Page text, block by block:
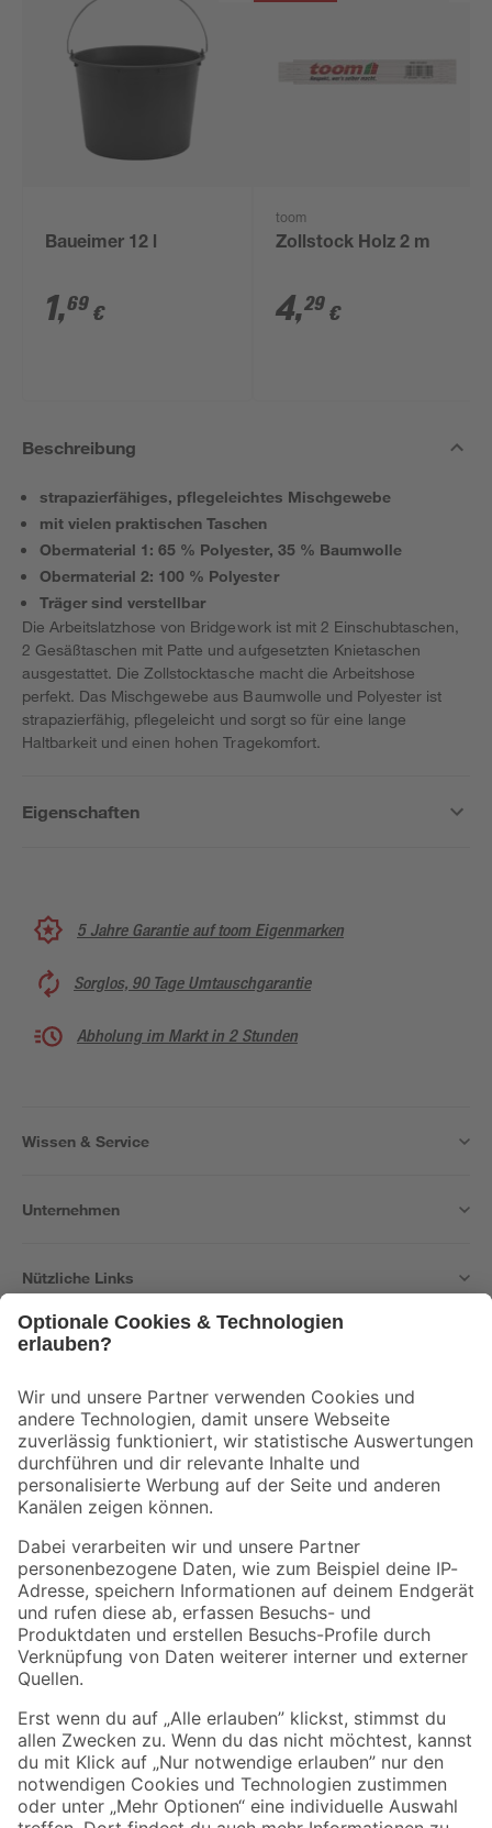
Baueimer 12 l
1,69 €
toom
Zollstock Holz 2 m
4,29 €
Beschreibung
strapazierfähiges, pflegeleichtes Mischgewebe
mit vielen praktischen Taschen
Obermaterial 1: 65 % Polyester, 35 % Baumwolle
Obermaterial 2: 100 % Polyester
Träger sind verstellbar
Die Arbeitslatzhose von Bridgework ist mit 2 Einschubtaschen,
2 Gesäßtaschen mit Patte und aufgesetzten Knietaschen
ausgestattet. Die Zollstocktasche macht die Arbeitshose
perfekt. Das Mischgewebe aus Baumwolle und Polyester ist
strapazierfähig, pflegeleicht und sorgt so für eine lange
Haltbarkeit und einen hohen Tragekomfort.
Eigenschaften
5 Jahre Garantie auf toom Eigenmarken
Sorglos, 90 Tage Umtauschgarantie
Abholung im Markt in 2 Stunden
Wissen & Service
Unternehmen
Nützliche Links
Der toom Newsletter: Keine Angebote und Aktionen mehr verpassen!
Zur Newsletter Anmeldung
Folge uns
Zahlungsarten Versandarten
Sicher einkaufen
Jetzt die toom-App herunterladen